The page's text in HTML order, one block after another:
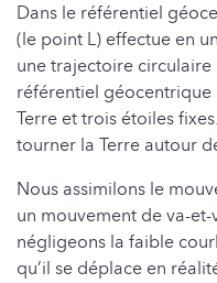
Dans le référentiel
(le point L) effectue en
une trajectoire circulaire
référentiel
Terre et trois étoiles
tourner la Terre autour
Nous assimilons le
un mouvement de va-
négligeons la faible
qu’il se déplace en